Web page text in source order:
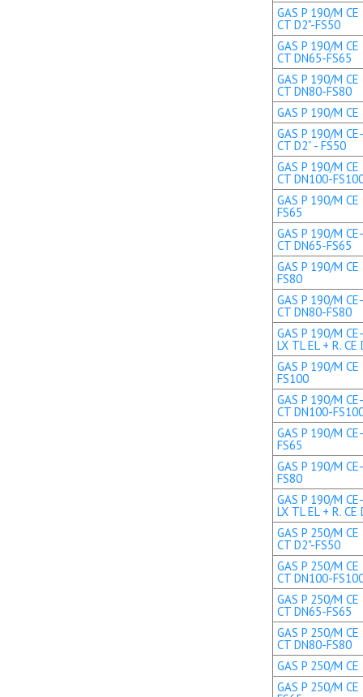
GAS P 190/M CE
CT D2"-FS50
GAS P 190/M CE
CT DN65-FS65
GAS P 190/M CE
CT DN80-FS80
GAS P 190/M CE
GAS P 190/M
CT D2” - FS50
GAS P 190/M CE
CT DN100-
GAS P 190/M
FS65
GAS P 190/M
CT DN65-FS65
GAS P 190/M
FS80
GAS P 190/M
CT DN80-FS80
GAS P 190/M CE-
LX TL EL + R. CE
GAS P 190/M
FS100
GAS P 190/M
CT DN100-
GAS P 190/M
FS65
GAS P 190/M
FS80
GAS P 190/M CE-
LX TL EL + R.
GAS P 250/M CE
CT D2"-FS50
GAS P 250/M CE
CT DN100-
GAS P 250/M CE
CT DN65-FS65
GAS P 250/M CE
CT DN80-FS80
GAS P 250/M CE
GAS P 250/M